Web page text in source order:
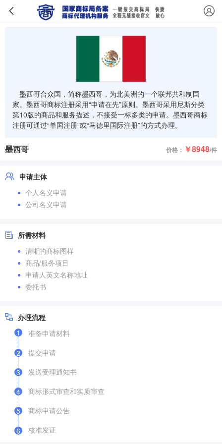
墨西哥合众国，简称墨西哥，为北美洲的一个联邦共和制国
家。墨西哥商标注册采用“申请在先”原则。墨西哥采用尼斯分类
第10版的商品和服务描述，不接受一标多类的申请。墨西哥商标
注册可通过“单国注册”或“马德里国际注册”的方式办理。
墨西哥 价格： ￥8948/件
申请主体
个人名义申请
公司名义申请
所需材料
清晰的商标图样
商品/服务项目
申请人英文名称地址
委托书
办理流程
1
准备申请材料
2
提交申请
3
发送受理通知书
4
商标形式审查和实质审查
5
商标申请公告
6 核准发证